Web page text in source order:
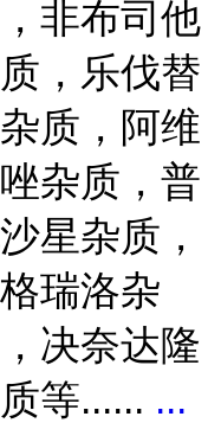
非布司他
，乐伐替
质，阿维
杂质，普
星杂质，
瑞洛杂
决奈达隆
等...... ...